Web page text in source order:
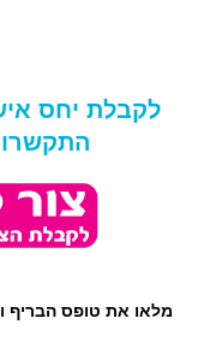
לקבלת יחס
מלאו את טופס הבריף